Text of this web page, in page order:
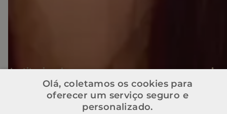
Institucional
Atendimento
Olá, coletamos os cookies para
oferecer um serviço seguro e
personalizado.